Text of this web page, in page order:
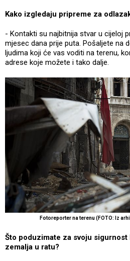
Kako izgledaju pripreme za
- Kontakti su najbitnija stvar u cijeloj
mjesec dana prije puta. Pošaljete na
ljudima koji će vas voditi na terenu,
adrese koje možete i tako dalje.
Fotoreporter na terenu (FOTO: Iz
Što poduzimate za svoju sigurnost
zemalja u ratu?